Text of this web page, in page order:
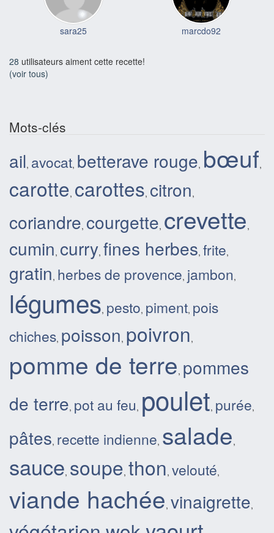
sara25 marcdo92
28 utilisateurs aiment cette recette!
(voir tous)
Mots-clés
ail, avocat, betterave rouge, bœuf,
carotte, carottes, citron,
coriandre, courgette, crevette,
cumin, curry, fines herbes, frite,
gratin, herbes de provence, jambon,
légumes, pesto, piment, pois
chiches, poisson, poivron,
pomme de terre, pommes
de terre, pot au feu, poulet, purée,
pâtes, recette indienne, salade,
sauce, soupe, thon, velouté,
viande hachée, vinaigrette,